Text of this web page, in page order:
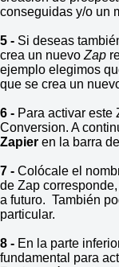
conseguidas y/o un
5 - Si deseas
crea un nuevo Zap
ejemplo elegimos
que se crea un
6 - Para activar este
Conversion. A
Zapier en la barra
7 - Colócale el
de Zap
a futuro. También
particular.
8 - En la parte
fundamental para